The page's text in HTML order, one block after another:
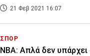
21 Φεβ 2021 16:07
ΣΠΟΡ
NBA: Απλά δεν υπάρχει